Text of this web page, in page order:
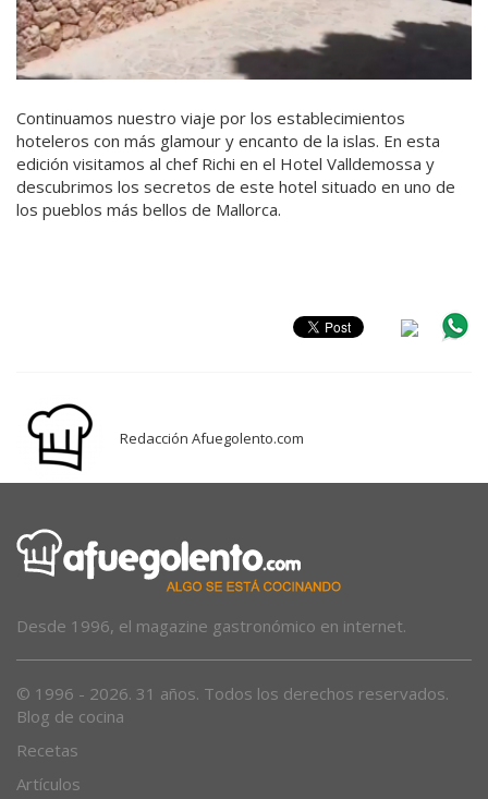
Continuamos nuestro viaje por los establecimientos
hoteleros con más glamour y encanto de la islas. En esta
edición visitamos al chef Richi en el Hotel Valldemossa y
descubrimos los secretos de este hotel situado en uno de
los pueblos más bellos de Mallorca.
Redacción Afuegolento.com
Desde 1996, el magazine gastronómico en internet.
© 1996 - 2026. 31 años. Todos los derechos reservados.
Blog de cocina
Recetas
Artículos